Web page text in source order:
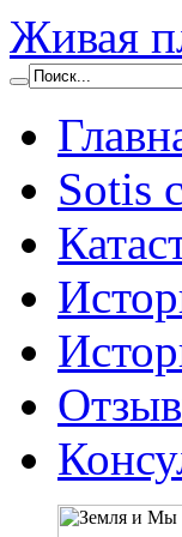
Живая
Sotis